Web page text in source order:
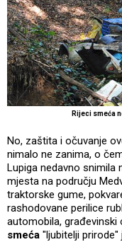
Rijeci smeća
No, zaštita i očuvanje
nimalo ne zanima, o
Lupiga nedavno snimila
mjesta na području
traktorske gume,
rashodovane perilice
automobila,
smeća "ljubitelji